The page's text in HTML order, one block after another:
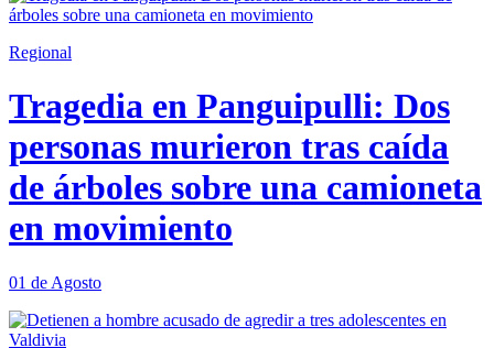
Regional
Tragedia en Panguipulli: Dos
personas murieron tras caída
de árboles sobre una camioneta
en movimiento
01 de Agosto